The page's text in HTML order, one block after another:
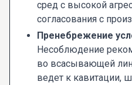
сред с высокой
согласования с
Пренебрежение
Несоблюдение
во всасывающей
ведет к кавитации,